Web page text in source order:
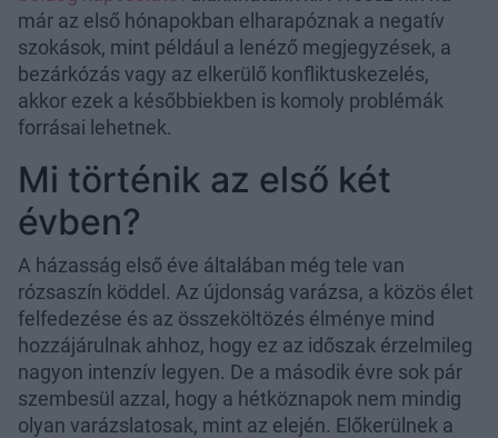
már az első hónapokban elharapóznak a negatív
szokások, mint például a lenéző megjegyzések, a
bezárkózás vagy az elkerülő konfliktuskezelés,
akkor ezek a későbbiekben is komoly problémák
forrásai lehetnek.
Mi történik az első két
évben?
A házasság első éve általában még tele van
rózsaszín köddel. Az újdonság varázsa, a közös élet
felfedezése és az összeköltözés élménye mind
hozzájárulnak ahhoz, hogy ez az időszak érzelmileg
nagyon intenzív legyen. De a második évre sok pár
szembesül azzal, hogy a hétköznapok nem mindig
olyan varázslatosak, mint az elején. Előkerülnek a